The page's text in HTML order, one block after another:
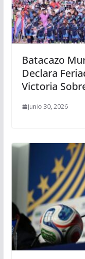
Batacazo
Declara
Victoria
junio 30, 2026